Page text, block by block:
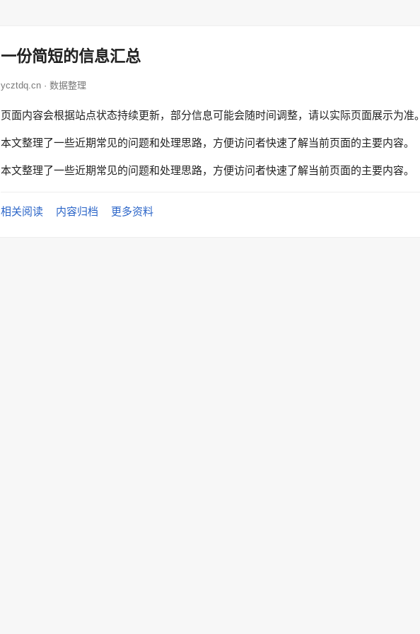
一份简短的信息汇总
ycztdq.cn · 数据整理
页面内容会根据站点状态持续更新，部分信息可能会随时间调整，请以实际页面展示为准。
本文整理了一些近期常见的问题和处理思路，方便访问者快速了解当前页面的主要内容。
本文整理了一些近期常见的问题和处理思路，方便访问者快速了解当前页面的主要内容。
相关阅读 内容归档 更多资料